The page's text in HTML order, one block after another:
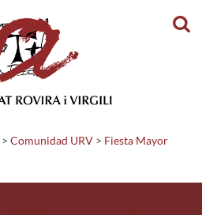
> Comunidad URV > Fiesta Mayor